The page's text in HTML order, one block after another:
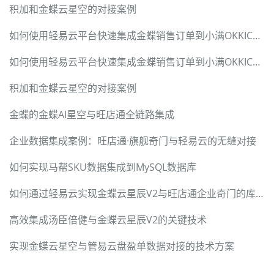
积加和金蝶云星空的对接案例
如何使用轻易云平台快速集成金蝶销售订单到小满OKKICRM
如何使用轻易云平台快速集成金蝶销售订单到小满OKKICRM
积加和金蝶云星空的对接案例
金蝶的金蝶AI星空与旺店通全链路集成
企业数据集成案例：旺店通·旗舰奇门与轻易云的无缝对接
如何实现马帮SKU数据集成到MySQL数据库
如何通过轻易云实现金蝶云星辰V2与旺店通企业奇门的库存同步
高效集成汤臣倍健与金蝶云星辰V2的关键技术
实现金蝶云星空与管易云盘盈单数据对接的技术方案